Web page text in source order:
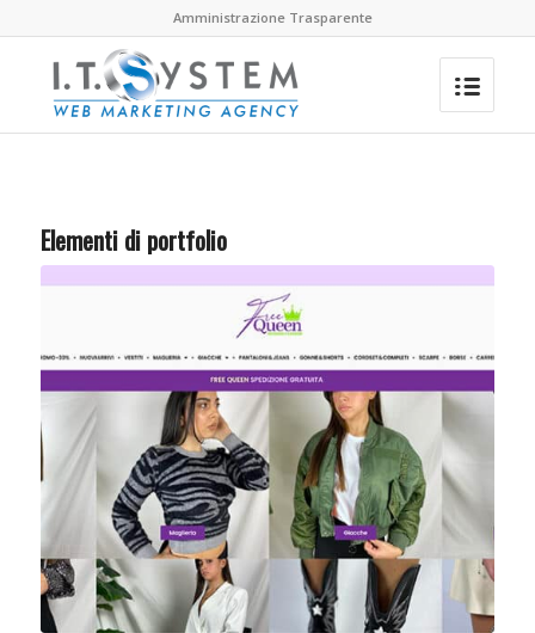
Amministrazione Trasparente
Elementi di portfolio